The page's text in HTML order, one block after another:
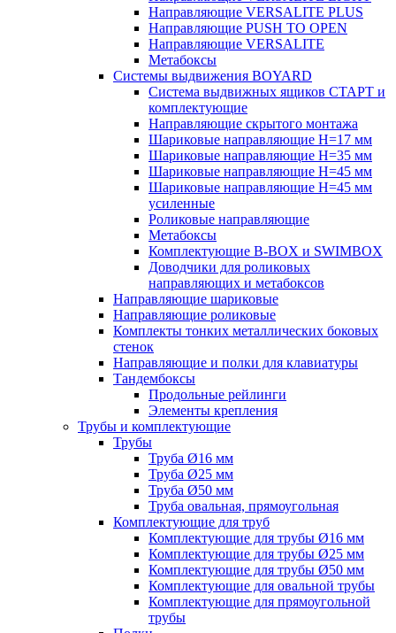
Направляющие VERSALITE PLUS
Направляющие PUSH TO OPEN
Направляющие VERSALITE
Метабоксы
Системы выдвижения BOYARD
Система выдвижных ящиков СТАРТ и
комплектующие
Направляющие скрытого монтажа
Шариковые направляющие H=17 мм
Шариковые направляющие H=35 мм
Шариковые направляющие H=45 мм
Шариковые направляющие H=45 мм
усиленные
Роликовые направляющие
Метабоксы
Комплектующие B-BOX и SWIMBOX
Доводчики для роликовых
направляющих и метабоксов
Направляющие шариковые
Направляющие роликовые
Комплекты тонких металлических боковых
стенок
Направляющие и полки для клавиатуры
Тандембоксы
Продольные рейлинги
Элементы крепления
Трубы и комплектующие
Трубы
Труба Ø16 мм
Труба Ø25 мм
Труба Ø50 мм
Труба овальная, прямоугольная
Комплектующие для труб
Комплектующие для трубы Ø16 мм
Комплектующие для трубы Ø25 мм
Комплектующие для трубы Ø50 мм
Комплектующие для овальной трубы
Комплектующие для прямоугольной
трубы